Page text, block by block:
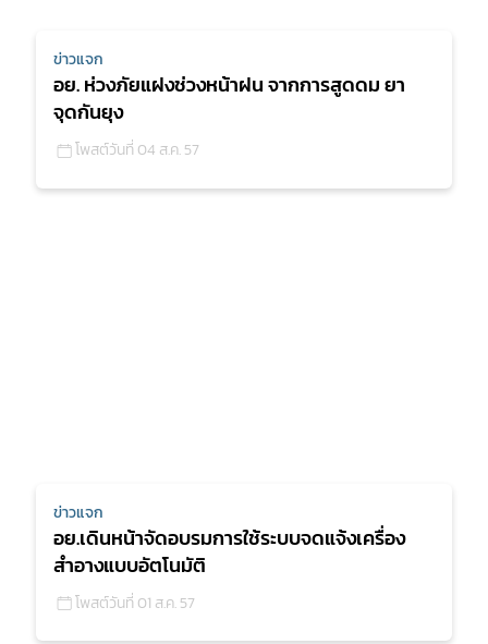
ข่าวแจก
อย. ห่วงภัยแฝงช่วงหน้าฝน จากการสูดดม ยา
จุดกันยุง
โพสต์วันที่ 04 ส.ค. 57
ข่าวแจก
อย.เดินหน้าจัดอบรมการใช้ระบบจดแจ้งเครื่อง
สำอางแบบอัตโนมัติ
โพสต์วันที่ 01 ส.ค. 57